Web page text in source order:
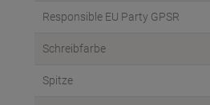
Responsible EU Party GPSR
Schreibfarbe
Spitze